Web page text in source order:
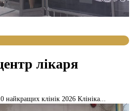
лікаря
← Куди піти у Дніпрі: 10 найкращих клінік 2026 Клініка...